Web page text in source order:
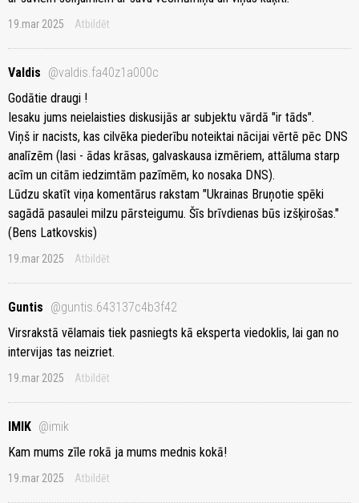
19.mar 2025 Atbildēt
Valdis @valdis.fa40z1a000c
Godātie draugi !
Iesaku jums neielaisties diskusijās ar subjektu vārdā "ir tāds".
Viņš ir nacists, kas cilvēka piederību noteiktai nācijai vērtē pēc DNS
analīzēm (lasi - ādas krāsas, galvaskausa izmēriem, attāluma starp
acīm un citām iedzimtām pazīmēm, ko nosaka DNS).
Lūdzu skatīt viņa komentārus rakstam "Ukrainas Bruņotie spēki
sagādā pasaulei milzu pārsteigumu. Šīs brīvdienas būs izšķirošas."
(Bens Latkovskis)
19.mar 2025 Atbildēt
Guntis @guntis.643137c4b3f42
Virsrakstā vēlamais tiek pasniegts kā eksperta viedoklis, lai gan no
intervijas tas neizriet.
19.mar 2025 Atbildēt
IMIK @imik
Kam mums zīle rokā ja mums mednis kokā!
19.mar 2025 Atbildēt